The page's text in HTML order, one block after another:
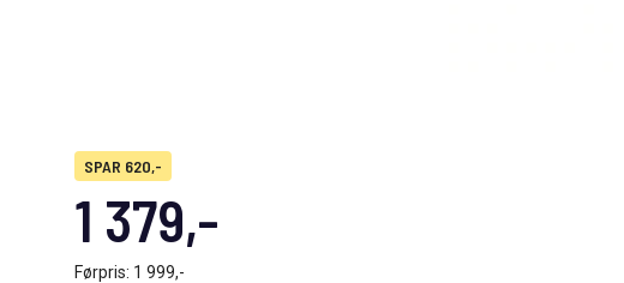
SPAR 620,-
1 379,-
Førpris: 1 999,-